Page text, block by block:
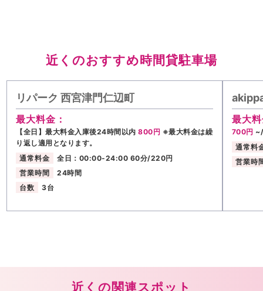
近くのおすすめ時間貸駐車場
リパーク 西宮津門仁辺町
最大料金：
【全日】最大料金入庫後24時間以内800円 ※最大料金は繰
り返し適用となります。
通常料金
全日：00:00-24:00 60分/220円
営業時間
24時間
台数
3台
最大
700円
通常料
営業時
近くの関連スポット